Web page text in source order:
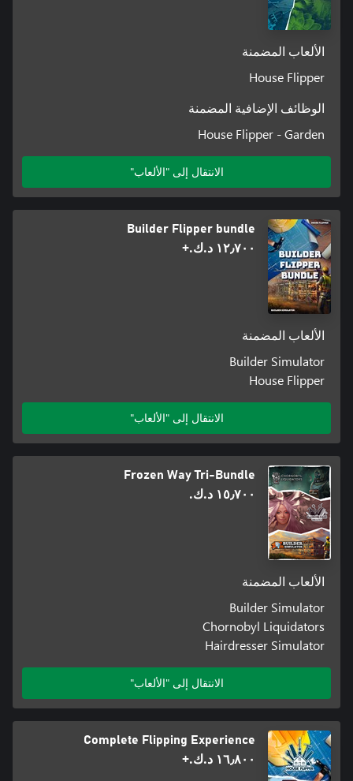
الألعاب المضمنة
House Flipper
الوظائف الإضافية المضمنة
House Flipper - Garden
الانتقال إلى "الألعاب"
Builder Flipper bundle
١٢٫٧٠٠ د.ك.‏+
الألعاب المضمنة
Builder Simulator
House Flipper
الانتقال إلى "الألعاب"
Frozen Way Tri-Bundle
١٥٫٧٠٠ د.ك.‏
الألعاب المضمنة
Builder Simulator
Chornobyl Liquidators
Hairdresser Simulator
الانتقال إلى "الألعاب"
Complete Flipping Experience
١٦٫٨٠٠ د.ك.‏+